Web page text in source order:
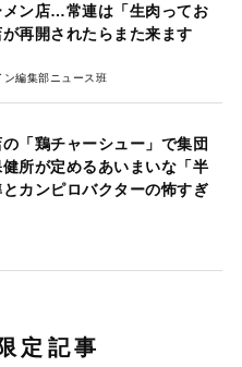
メン店…常連は「生肉ってお
再開されたらまた来ます
ン編集部ニュース班
「鶏チャーシュー」で集団
所が定めるあいまいな「半
カンピロバクターの怖すぎ
定記事